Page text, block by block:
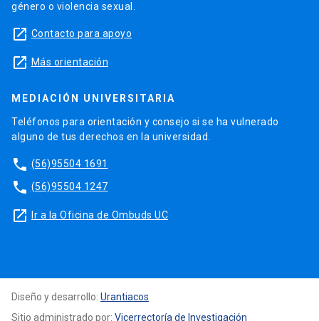
género o violencia sexual.
launch Contacto para apoyo
launch Más orientación
MEDIACIÓN UNIVERSITARIA
Teléfonos para orientación y consejo si se ha vulnerado
alguno de tus derechos en la universidad.
phone (56)95504 1691
phone (56)95504 1247
launch Ir a la Oficina de Ombuds UC
Diseño y desarrollo: Urantiacos
Sitio administrado por: Vicerrectoría de Investigación